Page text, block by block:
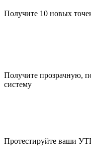
Получите 10 новых
Получите прозрачную,
систему
Протестируйте ваши